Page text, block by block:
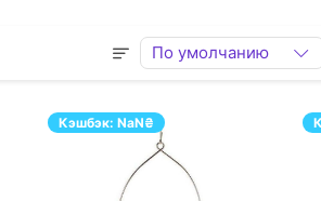
По умолчанию
Кэшбэк: NaN₴